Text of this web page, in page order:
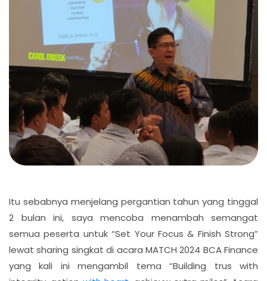
Itu sebabnya menjelang pergantian tahun yang tinggal
2 bulan ini, saya mencoba menambah semangat
semua peserta untuk “Set Your Focus & Finish Strong”
lewat sharing singkat di acara MATCH 2024 BCA Finance
yang kali ini mengambil tema “Building trus with